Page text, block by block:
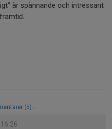
är spännande och intressant
(5)...